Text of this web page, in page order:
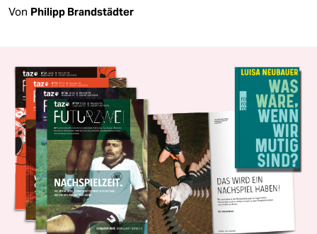
Von Philipp Brandstädter